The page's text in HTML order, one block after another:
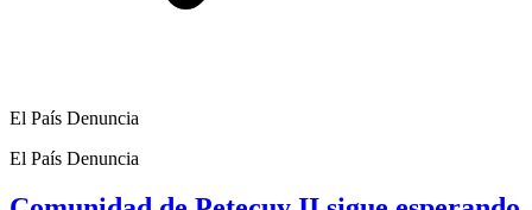
El País Denuncia
El País Denuncia